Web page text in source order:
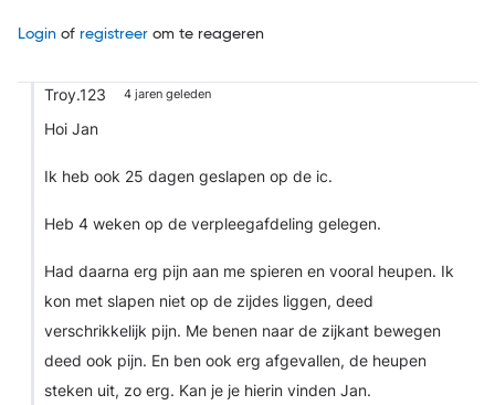
Login of registreer om te reageren
Troy.123 4 jaren geleden
Hoi Jan
Ik heb ook 25 dagen geslapen op de ic.
Heb 4 weken op de verpleegafdeling gelegen.
Had daarna erg pijn aan me spieren en vooral heupen. Ik
kon met slapen niet op de zijdes liggen, deed
verschrikkelijk pijn. Me benen naar de zijkant bewegen
deed ook pijn. En ben ook erg afgevallen, de heupen
steken uit, zo erg. Kan je je hierin vinden Jan.